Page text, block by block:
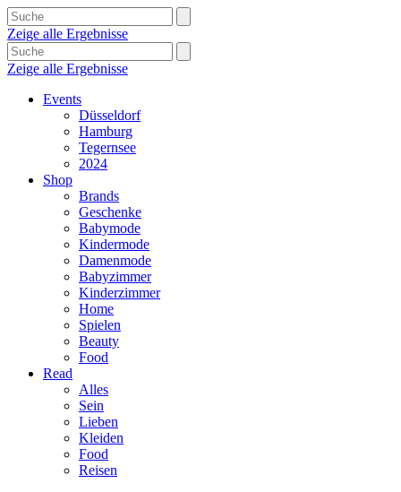
Zeige alle Ergebnisse
Zeige alle Ergebnisse
Events
Düsseldorf
Hamburg
Tegernsee
2024
Shop
Brands
Geschenke
Babymode
Kindermode
Damenmode
Babyzimmer
Kinderzimmer
Home
Spielen
Beauty
Food
Read
Alles
Sein
Lieben
Kleiden
Food
Reisen